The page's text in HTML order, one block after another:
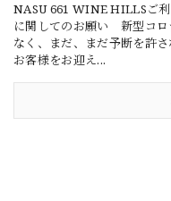
NASU 661 WINE HILLSご
に関してのお願い 新型コロ
なく、まだ、まだ予断を許
お客様をお迎え...